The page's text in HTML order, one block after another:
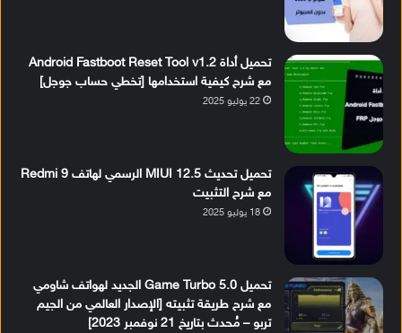
تحميل أداة Android Fastboot Reset Tool v1.2
مع شرح كيفية استخدامها [تخطي حساب جوجل]
22 يوليو 2025
تحميل تحديث MIUI 12.5 الرسمي لهاتف Redmi 9
مع شرح التثبيت
18 يوليو 2025
تحميل Game Turbo 5.0 الجديد لهواتف شاومي
مع شرح طريقة تثبيته [الإصدار العالمي من الجيم
تربو – مُحدث بتاريخ 21 نوفمبر 2023]